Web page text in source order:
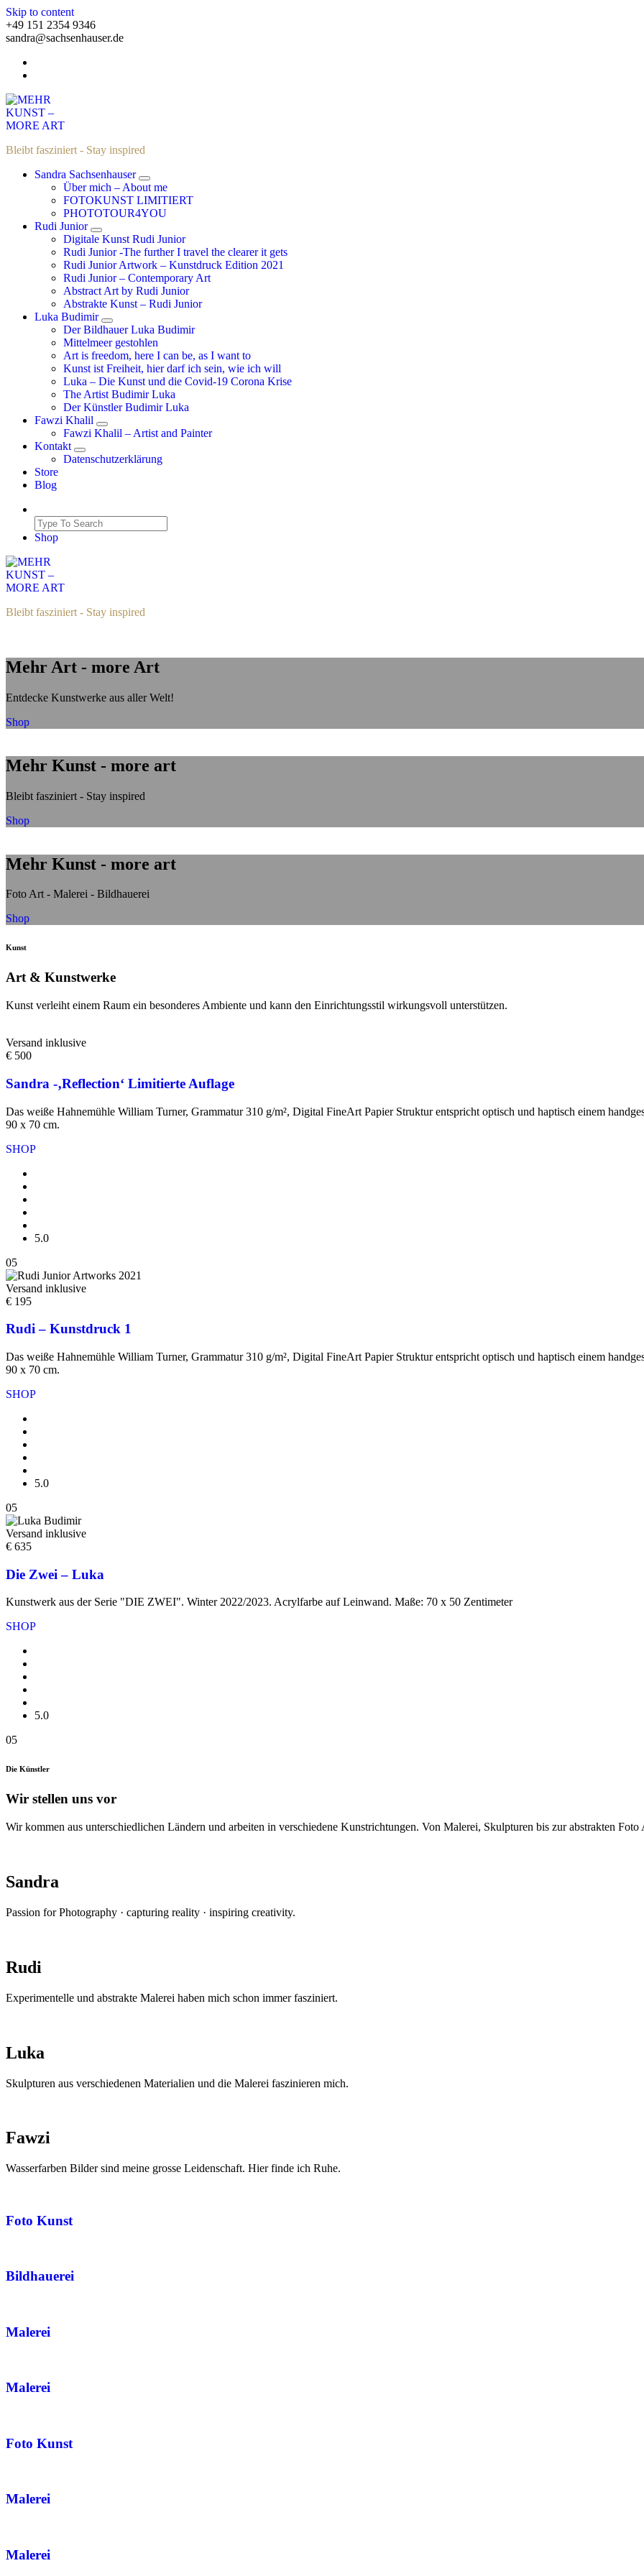
Skip to content
+49 151 2354 9346
sandra@sachsenhauser.de
Bleibt fasziniert - Stay inspired
Sandra Sachsenhauser
Über mich – About me
FOTOKUNST LIMITIERT
PHOTOTOUR4YOU
Rudi Junior
Digitale Kunst Rudi Junior
Rudi Junior -The further I travel the clearer it gets
Rudi Junior Artwork – Kunstdruck Edition 2021
Rudi Junior – Contemporary Art
Abstract Art by Rudi Junior
Abstrakte Kunst – Rudi Junior
Luka Budimir
Der Bildhauer Luka Budimir
Mittelmeer gestohlen
Art is freedom, here I can be, as I want to
Kunst ist Freiheit, hier darf ich sein, wie ich will
Luka – Die Kunst und die Covid-19 Corona Krise
The Artist Budimir Luka
Der Künstler Budimir Luka
Fawzi Khalil
Fawzi Khalil – Artist and Painter
Kontakt
Datenschutzerklärung
Store
Blog
Shop
Bleibt fasziniert - Stay inspired
Mehr Art - more Art
Entdecke Kunstwerke aus aller Welt!
Shop
Mehr Kunst - more art
Bleibt fasziniert - Stay inspired
Shop
Mehr Kunst - more art
Foto Art - Malerei - Bildhauerei
Shop
Kunst
Art & Kunstwerke
Kunst verleiht einem Raum ein besonderes Ambiente und kann den Einrichtungsstil wirkungsvoll unterstützen.
Versand inklusive
€ 500
Sandra -‚Reflection‘ Limitierte Auflage
Das weiße Hahnemühle William Turner, Grammatur 310 g/m², Digital FineArt Papier Struktur entspricht optisch und haptisch einem
90 x 70 cm.
SHOP
5.0
05
Versand inklusive
€ 195
Rudi – Kunstdruck 1
Das weiße Hahnemühle William Turner, Grammatur 310 g/m², Digital FineArt Papier Struktur entspricht optisch und haptisch einem
90 x 70 cm.
SHOP
5.0
05
Versand inklusive
€ 635
Die Zwei – Luka
Kunstwerk aus der Serie "DIE ZWEI". Winter 2022/2023. Acrylfarbe auf Leinwand. Maße: 70 x 50 Zentimeter
SHOP
5.0
05
Die Künstler
Wir stellen uns vor
Wir kommen aus unterschiedlichen Ländern und arbeiten in verschiedene Kunstrichtungen. Von Malerei, Skulpturen bis zur abstrakten Foto
Sandra
Passion for Photography · capturing reality · inspiring creativity.
Rudi
Experimentelle und abstrakte Malerei haben mich schon immer fasziniert.
Luka
Skulpturen aus verschiedenen Materialien und die Malerei faszinieren mich.
Fawzi
Wasserfarben Bilder sind meine grosse Leidenschaft. Hier finde ich Ruhe.
Foto Kunst
Bildhauerei
Malerei
Malerei
Foto Kunst
Malerei
Malerei